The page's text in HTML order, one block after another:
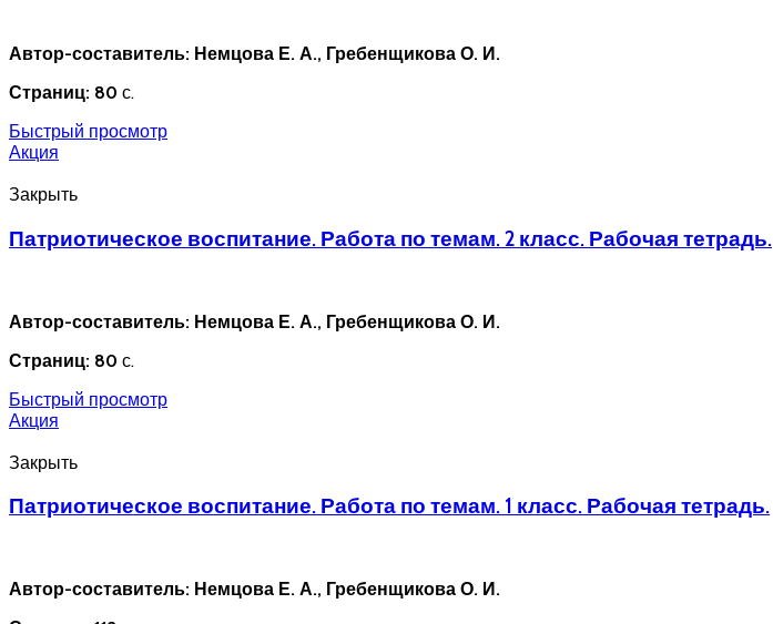
Автор-составитель: Немцова Е. А., Гребенщикова О. И.
Страниц: 80 с.
Быстрый просмотр
Акция
Закрыть
Патриотическое воспитание. Работа по темам. 2 класс. Рабочая тетрадь.
Автор-составитель: Немцова Е. А., Гребенщикова О. И.
Страниц: 80 с.
Быстрый просмотр
Акция
Закрыть
Патриотическое воспитание. Работа по темам. 1 класс. Рабочая тетрадь.
Автор-составитель: Немцова Е. А., Гребенщикова О. И.